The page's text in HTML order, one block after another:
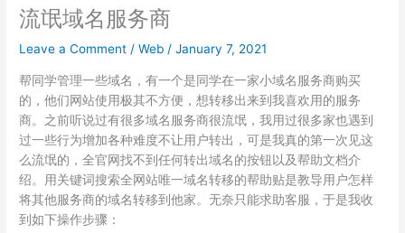
流氓域名服务商
Leave a Comment /Web /January 7, 2021
帮同学管理一些域名，有一个是同学在一家小域名服务商购买
的，他们网站使用极其不方便，想转移出来到我喜欢用的服务
商。之前听说过有很多域名服务商很流氓，我用过很多家也遇到
过一些行为增加各种难度不让用户转出，可是我真的第一次见这
么流氓的，全官网找不到任何转出域名的按钮以及帮助文档介
绍。用关键词搜索全网站唯一域名转移的帮助贴是教导用户怎样
将其他服务商的域名转移到他家。无奈只能求助客服，于是我收
到如下操作步骤：